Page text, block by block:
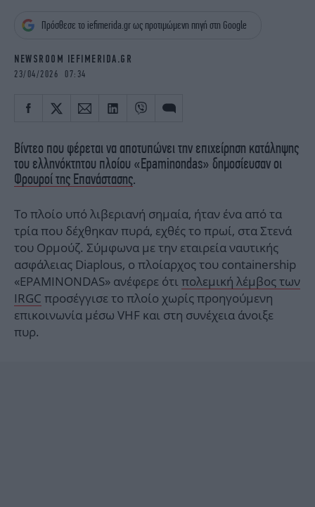
OSCARS
THE OCEAN
Πρόσθεσε το iefimerida.gr ως προτιμώμενη πηγή στη Google
NEWSROOM IEFIMERIDA.GR
23/04/2026 07:34
Βίντεο που φέρεται να αποτυπώνει την επιχείρηση κατάληψης
του ελληνόκτητου πλοίου «Epaminondas» δημοσίευσαν οι
Φρουροί της Επανάστασης.
Το πλοίο υπό λιβεριανή σημαία, ήταν ένα από τα
τρία που δέχθηκαν πυρά, εχθές το πρωί, στα Στενά
του Ορμούζ. Σύμφωνα με την εταιρεία ναυτικής
ασφάλειας Diaplous, ο πλοίαρχος του containership
«EPAMINONDAS» ανέφερε ότιπολεμική λέμβος των
IRGC προσέγγισε το πλοίο χωρίς προηγούμενη
επικοινωνία μέσω VHF και στη συνέχεια άνοιξε
πυρ.